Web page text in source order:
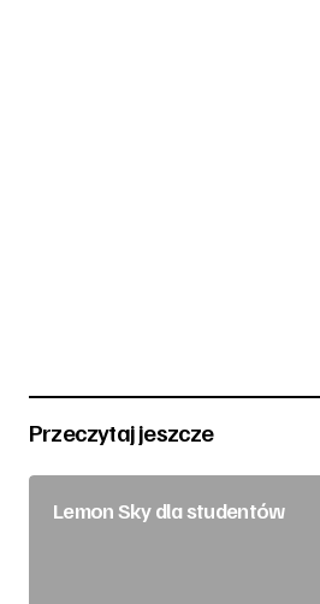
Przeczytaj jeszcze
Lemon Sky dla studentów